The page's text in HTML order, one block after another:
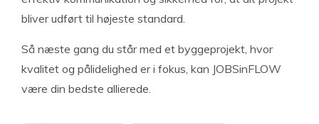
bliver udført til højeste standard.
Så næste gang du står med et byggeprojekt, hvor
kvalitet og pålidelighed er i fokus, kan JOBSinFLOW
være din bedste allierede.